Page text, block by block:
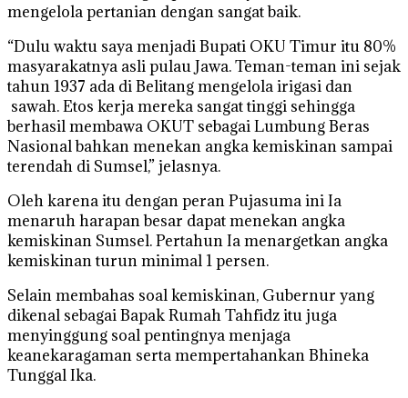
mengelola pertanian dengan sangat baik.
“Dulu waktu saya menjadi Bupati OKU Timur itu 80%
masyarakatnya asli pulau Jawa. Teman-teman ini sejak
tahun 1937 ada di Belitang mengelola irigasi dan
sawah. Etos kerja mereka sangat tinggi sehingga
berhasil membawa OKUT sebagai Lumbung Beras
Nasional bahkan menekan angka kemiskinan sampai
terendah di Sumsel,” jelasnya.
Oleh karena itu dengan peran Pujasuma ini Ia
menaruh harapan besar dapat menekan angka
kemiskinan Sumsel. Pertahun Ia menargetkan angka
kemiskinan turun minimal 1 persen.
Selain membahas soal kemiskinan, Gubernur yang
dikenal sebagai Bapak Rumah Tahfidz itu juga
menyinggung soal pentingnya menjaga
keanekaragaman serta mempertahankan Bhineka
Tunggal Ika.